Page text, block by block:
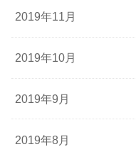
2019年11月
2019年10月
2019年9月
2019年8月